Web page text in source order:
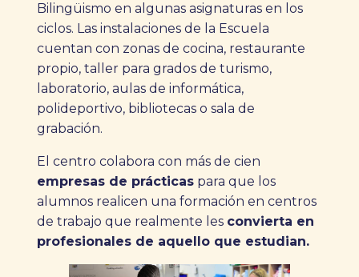
Bilingüismo en algunas asignaturas en los
ciclos. Las instalaciones de la Escuela
cuentan con zonas de cocina, restaurante
propio, taller para grados de turismo,
laboratorio, aulas de informática,
polideportivo, bibliotecas o sala de
grabación.
El centro colabora con más de cien
empresas de prácticas para que los
alumnos realicen una formación en centros
de trabajo que realmente les convierta en
profesionales de aquello que estudian.